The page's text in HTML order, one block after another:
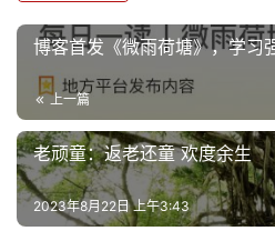
博客首发《微雨荷塘》，学习
上一篇
老顽童：返老还童 欢度余生
2023年8月22日 上午3:43